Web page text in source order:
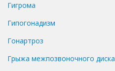
Гигрома
Гипогонадизм
Гонартроз
Грыжа межпозвоночного диска